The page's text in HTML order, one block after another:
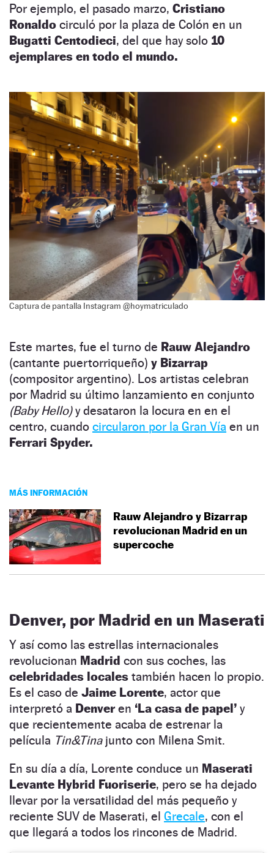
Por ejemplo, el pasado marzo, Cristiano
Ronaldo circuló por la plaza de Colón en un
Bugatti Centodieci, del que hay solo 10
ejemplares en todo el mundo.
Captura de pantalla Instagram @hoymatriculado
Este martes, fue el turno de Rauw Alejandro
(cantante puertorriqueño) y Bizarrap
(compositor argentino). Los artistas celebran
por Madrid su último lanzamiento en conjunto
(Baby Hello)y desataron la locura en en el
centro, cuando circularon por la Gran Vía en un
Ferrari Spyder.
MÁS INFORMACIÓN
Rauw Alejandro y Bizarrap
revolucionan Madrid en un
supercoche
Denver, por Madrid en un Maserati
Y así como las estrellas internacionales
revolucionan Madrid con sus coches, las
celebridades locales también hacen lo propio.
Es el caso de Jaime Lorente, actor que
interpretó a Denveren ‘La casa de papel’ y
que recientemente acaba de estrenar la
película Tin&Tina junto con Milena Smit.
En su día a día, Lorente conduce un Maserati
Levante Hybrid Fuoriserie, pero se ha dejado
llevar por la versatilidad del más pequeño y
reciente SUV de Maserati, el Grecale, con el
que llegará a todos los rincones de Madrid.